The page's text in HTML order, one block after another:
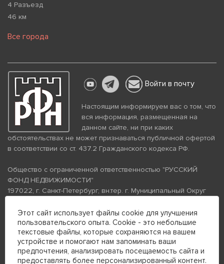
4 Разъезд
46 км
Все города
Войти в почту
Настоящим информируем вас о том, что
вся информация, размещенная на
данном сайте, ни при каких
обстоятельствах не может признаваться публичной офертой
в соответствии со ст. 437.2 Гражданского кодекса РФ.
Общество с ограниченной ответственностью "РУССКИЙ
ФОНД НЕДВИЖИМОСТИ"
197022, г. Санкт-Петербург, вн.тер. г. Муниципальный Округ
помещение 26Н, комната 103
ИНН 7813672570 КПП 781301001 ОГРН 1237800058870
Политика конфиденциальности
Политика обработки
персональных данных
Телефон для связи:
Этот сайт использует файлы cookie для улучшения
пользовательского опыта. Cookie - это небольшие
текстовые файлы, которые сохраняются на вашем
устройстве и помогают нам запоминать ваши
предпочтения, анализировать посещаемость сайта и
предоставлять более персонализированный контент.